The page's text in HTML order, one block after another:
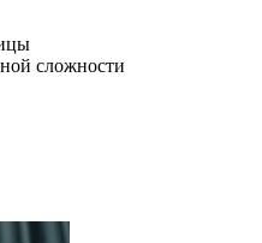
сложности